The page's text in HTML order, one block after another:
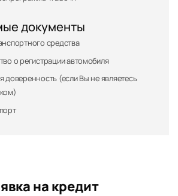
документы
средства
о регистрации автомобиля
доверенность (если Вы не являетесь
на кредит